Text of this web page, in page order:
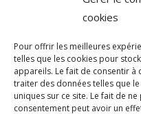
cookies
Pour offrir les meilleures
telles que les cookies pour
appareils. Le fait de consentir
traiter des données telles que
uniques sur ce site. Le fait de
consentement peut avoir un
Nos